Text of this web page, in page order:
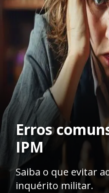
Erros
IPM
Saiba o que evitar
inquérito militar.